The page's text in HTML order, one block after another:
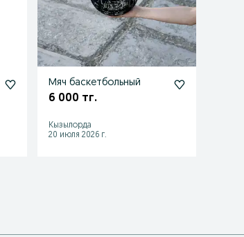
Мяч баскетбольный
6 000 тг.
Кызылорда
20 июля 2026 г.